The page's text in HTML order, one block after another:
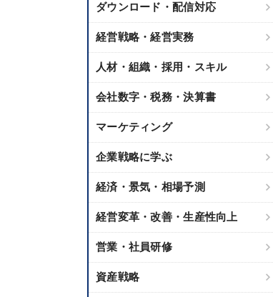
ダウンロード・配信対応
経営戦略・経営実務
人材・組織・採用・スキル
会社数字・税務・決算書
マーケティング
企業戦略に学ぶ
経済・景気・相場予測
経営変革・改善・生産性向上
営業・社員研修
資産戦略